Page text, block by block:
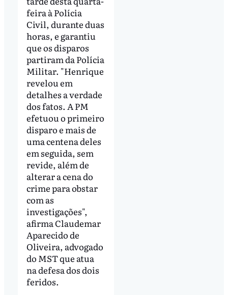
feira à Polícia
Civil, durante duas
horas, e garantiu
que os disparos
partiram da Polícia
Militar. "Henrique
revelou em
detalhes a verdade
dos fatos. A PM
efetuou o primeiro
disparo e mais de
uma centena deles
em seguida, sem
revide, além de
alterar a cena do
crime para obstar
com as
investigações",
afirma Claudemar
Aparecido de
Oliveira, advogado
do MST que atua
na defesa dos dois
feridos.